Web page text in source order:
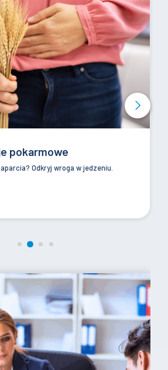
pokarmowe
Odkryj wroga w jedzeniu.